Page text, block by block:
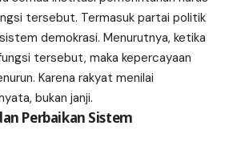
tersebut. Termasuk partai politik
demokrasi. Menurutnya, ketika
tersebut, maka kepercayaan
Karena rakyat menilai
bukan janji.
Perbaikan Sistem